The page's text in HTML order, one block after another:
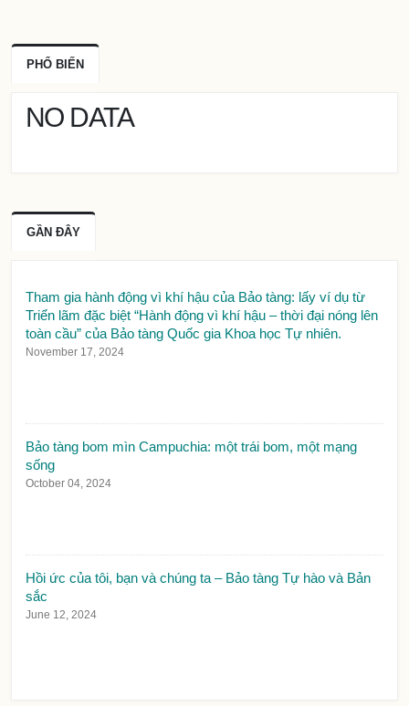
PHỔ BIẾN
NO DATA
GẦN ĐÂY
Tham gia hành động vì khí hậu của Bảo tàng: lấy ví dụ từ
Triển lãm đặc biệt “Hành động vì khí hậu – thời đại nóng lên
toàn cầu” của Bảo tàng Quốc gia Khoa học Tự nhiên.
November 17, 2024
Bảo tàng bom mìn Campuchia: một trái bom, một mạng
sống
October 04, 2024
Hồi ức của tôi, bạn và chúng ta – Bảo tàng Tự hào và Bản
sắc
June 12, 2024